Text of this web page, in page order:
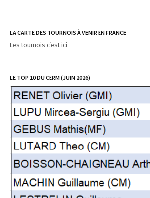
LA CARTE DES TOURNOIS À VENIR EN FRANCE
Les tournois c’est ici
LE TOP 10 DU CERM (JUIN 2026)